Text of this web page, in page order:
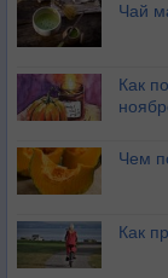
Чай
Как
Чем
Как